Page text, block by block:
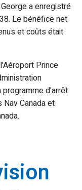
a enregistré
Le bénéfice net
et coûts était
Prince
programme d'arrêt
Canada et